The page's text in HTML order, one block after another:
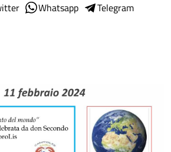
Whatsapp
Telegram